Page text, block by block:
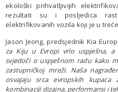
ekološki prihvatljivijih
rezultati su i posljedica
elektrifikovanih vozila koji je u
Jason Jeong, predsjednik Kia
za Kiju u Evropi vrlo uspješna,
svjedoči o uspješnom radu kako
zastupničkoj mreži. Naša
osvajaju srca evropskih kupaca
kombinaciji dizajna, performansi i